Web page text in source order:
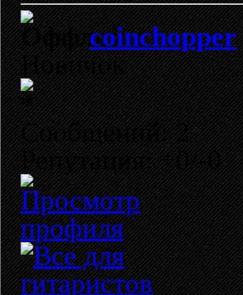
coinchopper
Новичок
Сообщений: 2
Репутация: +0/-0